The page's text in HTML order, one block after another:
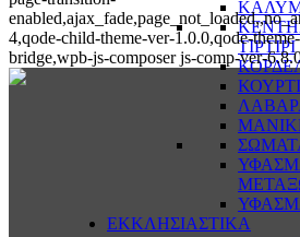
ΤΙΡΤΙΡΙ
ΕΚΚΛΗΣΙΑΣΤΙΚΑ
4,qode-child-theme-ver-1.0.0,qode-
bridge,wpb-js-composer js-comp-ver-